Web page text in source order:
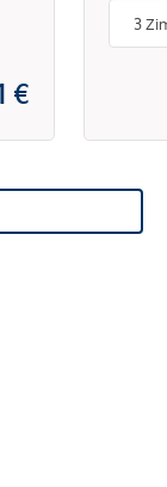
€
3